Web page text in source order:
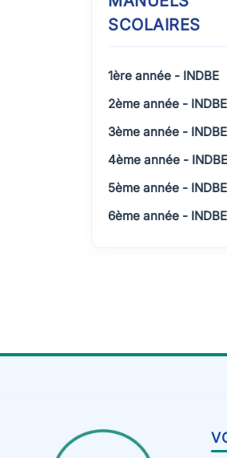
SCOLAIRES
1ère année - INDBE
2ème année - INDBE
3ème année - INDBE
4ème année - INDBE
5ème année - INDBE
6ème année - INDBE